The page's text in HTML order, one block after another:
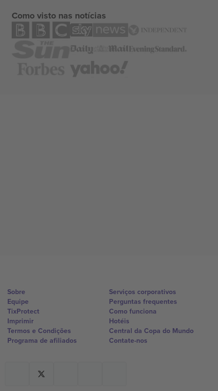
Como visto nas notícias
Sobre
Equipe
TixProtect
Imprimir
Termos e Condições
Programa de afiliados
Serviços corporativos
Perguntas frequentes
Como funciona
Hotéis
Central da Copa do Mundo
Contate-nos